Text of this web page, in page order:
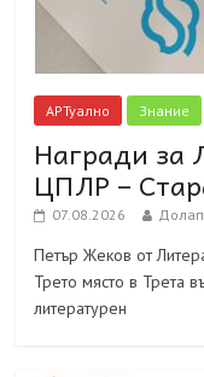
АРТуално Знание
Награди за
ЦПЛР –
07.08.2026
Петър Жеков от
Трето място в Трета
литературен